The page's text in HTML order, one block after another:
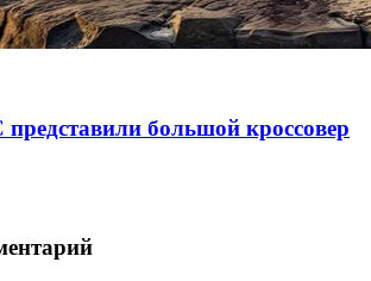
большой кроссовер